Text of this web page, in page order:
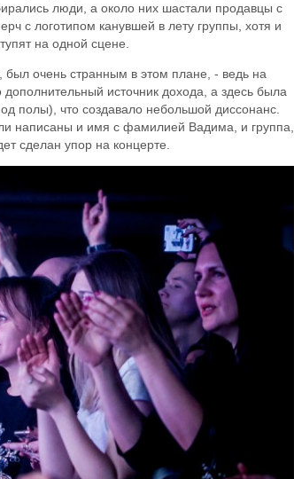
люди, а около них шастали продавцы с
с логотипом канувшей в лету группы, хотя и
на одной сцене.
был очень странным в этом плане, - ведь на
дополнительный источник дохода, а здесь была
полы), что создавало небольшой диссонанс.
написаны и имя с фамилией Вадима, и группа,
сделан упор на концерте.